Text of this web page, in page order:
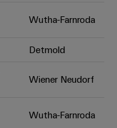
Wutha-Farnroda
Detmold
Wiener Neudorf
Wutha-Farnroda